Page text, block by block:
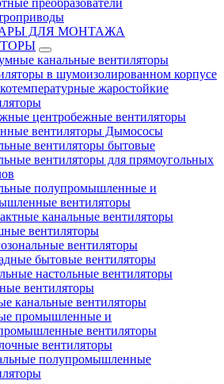
преобразователи
ДЛЯ МОНТАЖА
канальные вентиляторы
в шумоизолированном корпусе
жаростойкие
центробежные вентиляторы
вентиляторы Дымососы
вентиляторы бытовые
вентиляторы для прямоугольных
полупромышленные и
вентиляторы
канальные вентиляторы
вентиляторы
вентиляторы
бытовые вентиляторы
настольные вентиляторы
вентиляторы
канальные вентиляторы
промышленные и
вентиляторы
вентиляторы
полупромышленные